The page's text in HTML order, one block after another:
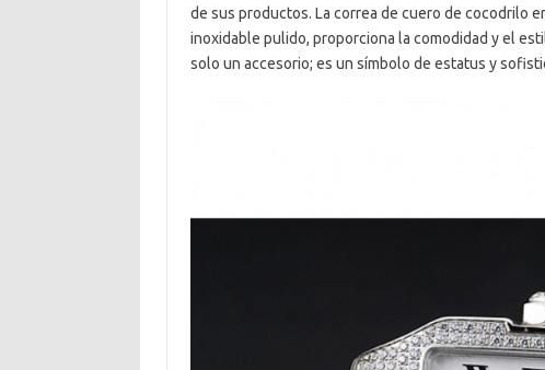
de sus productos. La correa de cuero de cocodrilo
inoxidable pulido, proporciona la comodidad y el
solo un accesorio; es un símbolo de estatus y